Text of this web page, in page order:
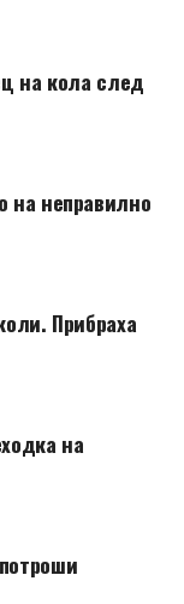
на кола след
на неправилно
Прибраха
на